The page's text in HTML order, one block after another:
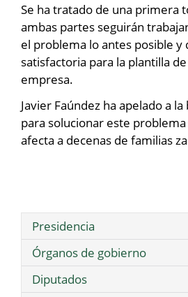
Se ha tratado de una primera
ambas partes seguirán
el problema lo antes posible y
satisfactoria para la plantilla
empresa.
Javier Faúndez ha apelado a
para solucionar este
afecta a decenas de familias
Presidencia
Órganos de gobierno
Diputados